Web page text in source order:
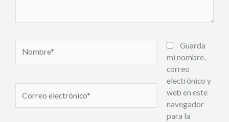
electrónico*
Guarda
mi nombre,
correo
electrónico y
web en este
navegador
para la